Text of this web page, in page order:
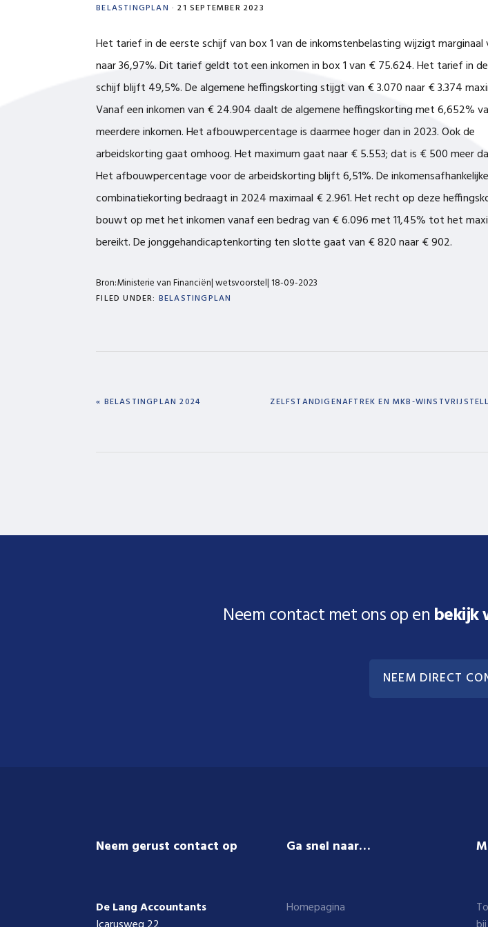
BELASTINGPLAN · 21 SEPTEMBER 2023
Het tarief in de eerste schijf van box 1 van de inkomstenbelasting wijzigt marginaal
naar 36,97%. Dit tarief geldt tot een inkomen in box 1 van € 75.624. Het tarief in
schijf blijft 49,5%. De algemene heffingskorting stijgt van € 3.070 naar € 3.374
Vanaf een inkomen van € 24.904 daalt de algemene heffingskorting met 6,652%
meerdere inkomen. Het afbouwpercentage is daarmee hoger dan in 2023. Ook de
arbeidskorting gaat omhoog. Het maximum gaat naar € 5.553; dat is € 500 meer
Het afbouwpercentage voor de arbeidskorting blijft 6,51%. De inkomensafhankelijke
combinatiekorting bedraagt in 2024 maximaal € 2.961. Het recht op deze
bouwt op met het inkomen vanaf een bedrag van € 6.096 met 11,45% tot het
bereikt. De jonggehandicaptenkorting ten slotte gaat van € 820 naar € 902.
Bron:Ministerie van Financiën| wetsvoorstel| 18-09-2023
FILED UNDER: BELASTINGPLAN
PREVIOUS
« BELASTINGPLAN 2024
NEXT
ZELFSTANDIGENAFTREK EN MKB-
Neem contact met ons op en bekijk
NEEM DIRECT
Neem gerust contact op
De Lang Accountants
Ga snel naar…
Homepagina